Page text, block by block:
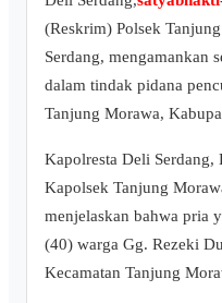
(Reskrim) Polsek
Serdang, mengamankan
dalam tindak pidana
Tanjung Morawa,
Kapolresta Deli Serdang,
Kapolsek Tanjung
menjelaskan bahwa pria
(40) warga Gg. Rezeki
Kecamatan Tanjung